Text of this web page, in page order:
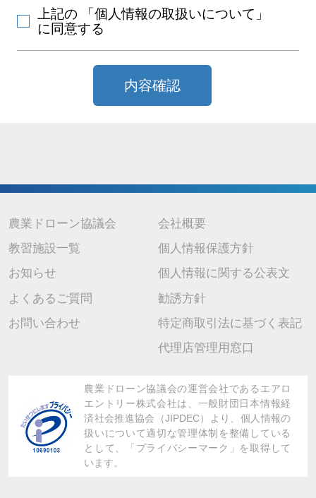
お問い合わせ対応のためご選択いただいた教習施設会社に電子メールな
どによりお客様の氏名、連絡先などの情報を提供致します。
5. 個人情報取扱いの委託
当社は利用目的の達成に必要な範囲内で個人情報の取扱いの一部又は全
当社に対してご自身の個人情報の開示等（利用目的の通知、開示、内容
または、第三者提供記録の開示の請求を、下記の当社問合わせ窓口に申
し出ることができます。その際、当社はお客様ご本人を確認させていた
だいたうえで、合理的な期間内に対応いたします。
7. 個人情報を提供されることの任意性について
当社に個人情報を提供されるかどうかは任意です。 ただし、ご提供 い
上記の 「個人情報の取扱いについて」
に同意する
内容確認
農業ドローン協議会
教習施設一覧
お知らせ
よくあるご質問
お問い合わせ
会社概要
個人情報保護方針
個人情報に関する公表文
勧誘方針
特定商取引法に基づく表記
代理店管理用窓口
農業ドローン協議会の運営会社であるエアロ
エントリー株式会社は、 一般財団日本情報経
済社会推進協会（JIPDEC）より、 個人情報の
扱いについて適切な管理体制を整備している
として、「プライバシーマーク」を取得して
います。